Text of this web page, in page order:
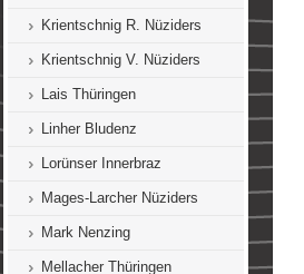
Krientschnig R. Nüziders
Krientschnig V. Nüziders
Lais Thüringen
Linher Bludenz
Lorünser Innerbraz
Mages-Larcher Nüziders
Mark Nenzing
Mellacher Thüringen